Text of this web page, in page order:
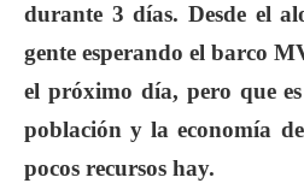
durante 3 días. Desde el
gente esperando el barco
el próximo día, pero que
población y la economía
pocos recursos hay.